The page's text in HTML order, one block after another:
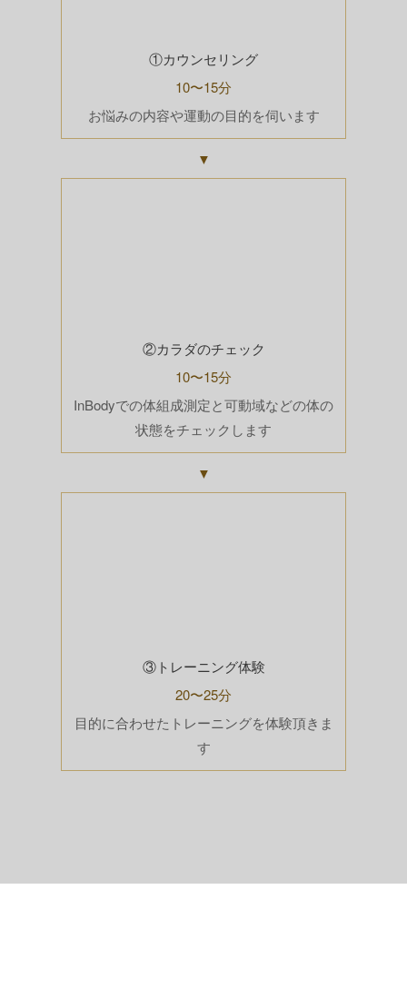
①カウンセリング
10〜15分
お悩みの内容や運動の目的を伺います
▼
②カラダのチェック
10〜15分
InBodyでの体組成測定と可動域などの体の
状態をチェックします
▼
③トレーニング体験
20〜25分
目的に合わせたトレーニングを体験頂きま
す